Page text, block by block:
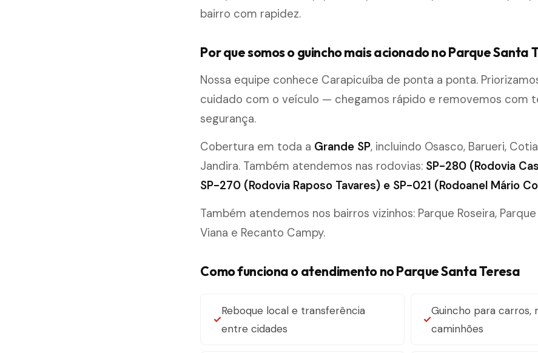
bairro com rapidez.
Por que somos o guincho mais acionado no Parque Santa
Nossa equipe conhece Carapicuíba de ponta a ponta.
cuidado com o veículo — chegamos rápido e removemos com
segurança.
Cobertura em toda a Grande SP, incluindo Osasco, Barueri,
Jandira. Também atendemos nas rodovias: SP-280 (Rodovia
SP-270 (Rodovia Raposo Tavares) e SP-021 (Rodoanel Mário
Também atendemos nos bairros vizinhos: Parque Roseira,
Viana e Recanto Campy.
Como funciona o atendimento no Parque Santa Teresa
Reboque local e transferência
entre cidades
Guincho para carros,
caminhões